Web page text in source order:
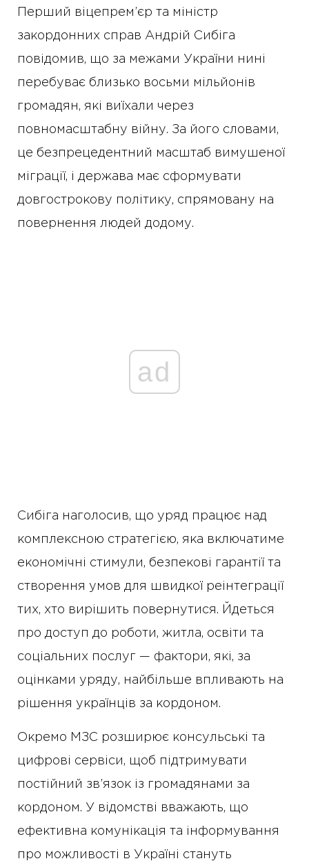
Перший віцепрем’єр та міністр
закордонних справ Андрій Сибіга
повідомив, що за межами України нині
перебуває близько восьми мільйонів
громадян, які виїхали через
повномасштабну війну. За його словами,
це безпрецедентний масштаб вимушеної
міграції, і держава має сформувати
довгострокову політику, спрямовану на
повернення людей додому.
ad
Сибіга наголосив, що уряд працює над
комплексною стратегією, яка включатиме
економічні стимули, безпекові гарантії та
створення умов для швидкої реінтеграції
тих, хто вирішить повернутися. Йдеться
про доступ до роботи, житла, освіти та
соціальних послуг — фактори, які, за
оцінками уряду, найбільше впливають на
рішення українців за кордоном.
Окремо МЗС розширює консульські та
цифрові сервіси, щоб підтримувати
постійний зв’язок із громадянами за
кордоном. У відомстві вважають, що
ефективна комунікація та інформування
про можливості в Україні стануть